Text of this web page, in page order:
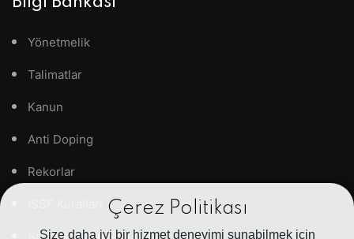
Çerez Politikası
Size daha iyi bir hizmet deneyimi sunabilmek için
Yönetmelik
Talimatlar
Kanun
Anti Doping
Rekorlar